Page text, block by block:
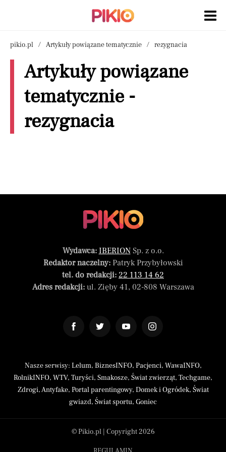
pikio.pl Artykuły powiązane tematycznie rezygnacia
Artykuły powiązane
tematycznie -
rezygnacia
Wydawca: IBERIONSp. z o.o.
Redaktor naczelny:Patryk Przybyłowski
tel. do redakcji: 22 113 14 62
Adres redakcji:ul. Zięby 41, 02-808 Warszawa
Nasze serwisy: Lelum, BiznesINFO, Pacjenci, WawaINFO,
RolnikINFO, WTV, Turyści, Smakosze, Świat zwierząt, Techgame,
Zdrogi,Antyfake, Portal parentingowy, Domek i Ogródek, Świat
gwiazd, Świat sportu, Goniec
© Pikio.pl | Copyright 2026